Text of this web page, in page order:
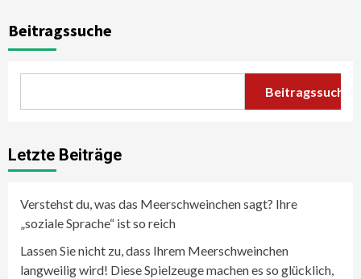
Beitragssuche
Beitragssuche
Letzte Beiträge
Verstehst du, was das Meerschweinchen sagt? Ihre
„soziale Sprache“ ist so reich
Lassen Sie nicht zu, dass Ihrem Meerschweinchen
langweilig wird! Diese Spielzeuge machen es so glücklich,